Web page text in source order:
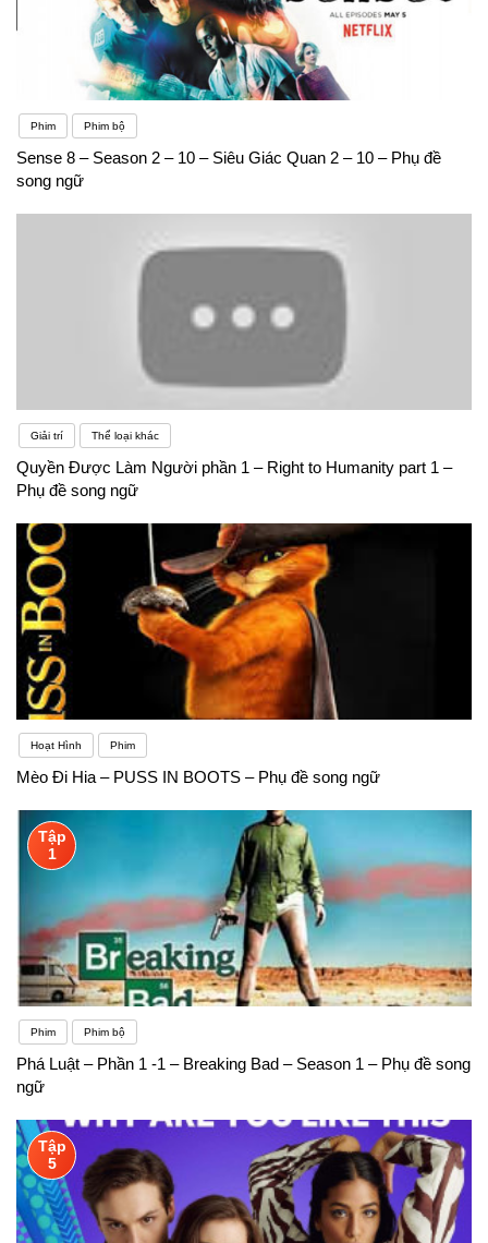
Phim Phim bộ
Sense 8 – Season 2 – 10 – Siêu Giác Quan 2 – 10 – Phụ đề
song ngữ
Giải trí Thể loại khác
Quyền Được Làm Người phần 1 – Right to Humanity part 1 –
Phụ đề song ngữ
Hoạt Hình Phim
Mèo Đi Hia – PUSS IN BOOTS – Phụ đề song ngữ
Tập
1
Phim Phim bộ
Phá Luật – Phần 1 -1 – Breaking Bad – Season 1 – Phụ đề song
ngữ
Tập
5